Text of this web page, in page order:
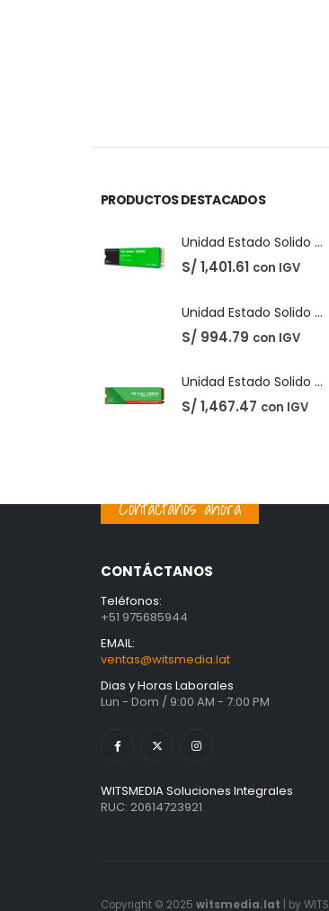
PRODUCTOS DESTACADOS
Unidad Estado Solido Western Digital Green SN350 2TB
S/ 1,401.61 con IGV
Unidad Estado Solido Western Digital Green 2TB
S/ 994.79 con IGV
Unidad Estado Solido WD Green SN3000 NVMe 1TB
S/ 1,467.47 con IGV
Contáctanos ahora
CONTÁCTANOS
Teléfonos:
+51 975685944
EMAIL:
ventas@witsmedia.lat
Dias y Horas Laborales
Lun - Dom / 9:00 AM - 7:00 PM
WITSMEDIA Soluciones Integrales
RUC: 20614723921
Copyright © 2025 witsmedia.lat | by